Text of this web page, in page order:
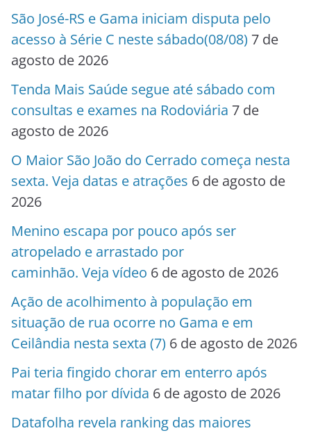
São José-RS e Gama iniciam disputa pelo
acesso à Série C neste sábado(08/08) 7 de
agosto de 2026
Tenda Mais Saúde segue até sábado com
consultas e exames na Rodoviária 7 de
agosto de 2026
O Maior São João do Cerrado começa nesta
sexta. Veja datas e atrações 6 de agosto de
2026
Menino escapa por pouco após ser
atropelado e arrastado por
caminhão. Veja vídeo 6 de agosto de 2026
Ação de acolhimento à população em
situação de rua ocorre no Gama e em
Ceilândia nesta sexta (7) 6 de agosto de 2026
Pai teria fingido chorar em enterro após
matar filho por dívida 6 de agosto de 2026
Datafolha revela ranking das maiores